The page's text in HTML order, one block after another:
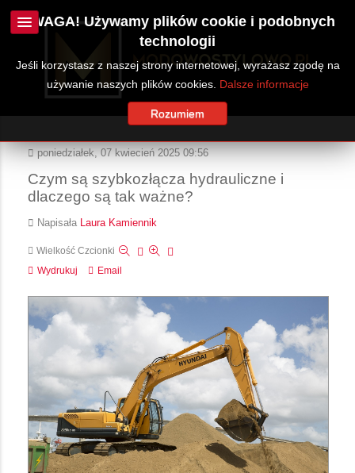
poniedziałek, 07 kwiecień 2025 09:56
Czym są szybkozłącza hydrauliczne i
dlaczego są tak ważne?
Napisała Laura Kamiennik
Wielkość Czcionki
Wydrukuj
Email
UWAGA! Używamy plików cookie i podobnych
technologii
Jeśli korzystasz z naszej strony internetowej, wyrażasz zgodę na
używanie naszych plików cookies. Dalsze informacje
Rozumiem